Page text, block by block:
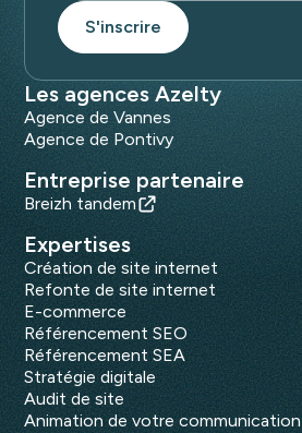
Les agences Azelty
Agence de Vannes
Agence de Pontivy
Entreprise partenaire
Breizh tandem
Expertises
Création de site internet
Refonte de site internet
E-commerce
Référencement SEO
Référencement SEA
Stratégie digitale
Audit de site
Animation de votre communication